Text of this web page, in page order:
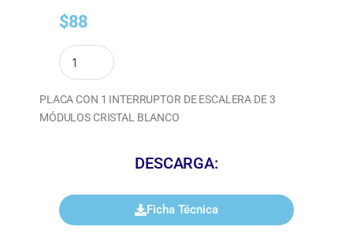
$88
PLACA CON 1 INTERRUPTOR DE ESCALERA DE 3
MÓDULOS CRISTAL BLANCO
DESCARGA:
Ficha Técnica